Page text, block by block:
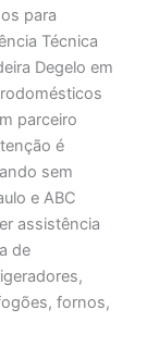
para
Técnica
Degelo em
parceiro
é
sem
e ABC
assistência
de
fornos,